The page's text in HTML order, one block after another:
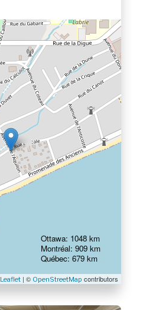
Leaflet| © OpenStreetMap contributors
Ottawa: 1048 km
Montréal: 909 km
Québec: 679 km